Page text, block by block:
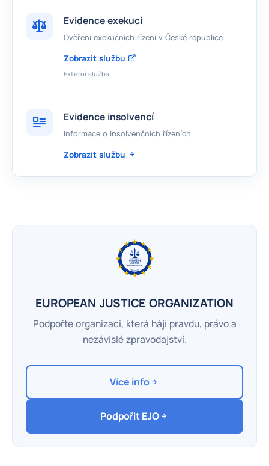
Evidence exekucí
Ověření exekučních řízení v České republice.
Zobrazit službu
Externí služba
Evidence insolvencí
Informace o insolvenčních řízeních.
Zobrazit službu
EUROPEAN JUSTICE ORGANIZATION
Podpořte organizaci, která hájí pravdu, právo a
nezávislé zpravodajství.
Více info
Podpořit EJO